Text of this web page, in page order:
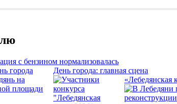
с бензином нормализовалась
День города: главная сцена
«Лебедянская